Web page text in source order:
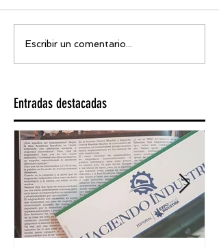
Escribir un comentario...
Entradas destacadas